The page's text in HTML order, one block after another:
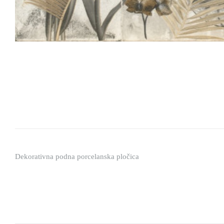
Dekorativna podna porcelanska pločica